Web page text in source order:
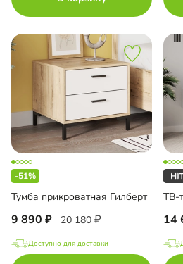
-51%
Тумба прикроватная Гилберт
9 890 20 180
Доступно для доставки
ТВ-
14